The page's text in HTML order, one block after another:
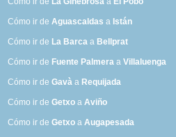
Cómo ir deAguascaldas a Istán
Cómo ir de La Barca a Bellprat
Cómo ir de Fuente Palmera aVillaluenga
Cómo ir deGavà a Requijada
Cómo ir deGetxo aAviño
Cómo ir deGetxo aAugapesada